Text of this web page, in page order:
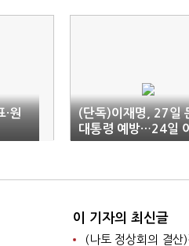
·원
(단독)이재명, 27일
대통령 예방…24일 이
낙연과 회동
이 기자의 최신글
(나토 정상회의 결